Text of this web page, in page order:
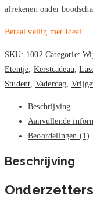
afrekenen onder
Betaal veilig met Ideal
SKU: 1002 Categorie:
Etentje, Kerstcadeau,
Student, Vaderdag,
Beschrijving
Aanvullende
Beoordelingen (1)
Beschrijving